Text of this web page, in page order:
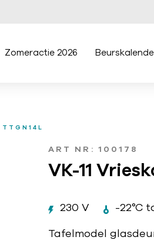
Zomeractie 2026
TTGN14L
ART NR: 100178
VK-11
230 V -22°C
Tafelmodel